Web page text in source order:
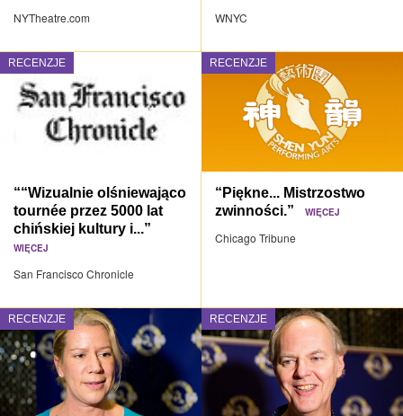
NYTheatre.com WNYC
RECENZJE
““Wizualnie olśniewająco
tournée przez 5000 lat
chińskiej kultury i...”
WIĘCEJ
San Francisco Chronicle
RECENZJE
“Piękne... Mistrzostwo
zwinności.”WIĘCEJ
Chicago Tribune
RECENZJE RECENZJE